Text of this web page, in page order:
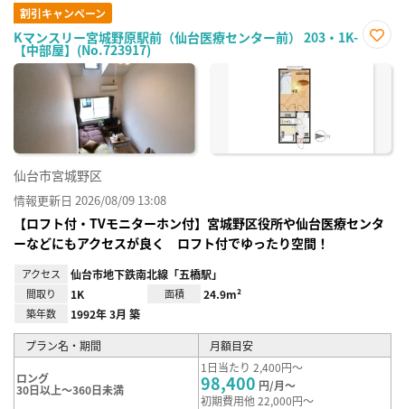
割引キャンペーン
Kマンスリー宮城野原駅前（仙台医療センター前） 203・1K-
【中部屋】(No.723917)
に入
仙台市宮城野区
情報更新日 2026/08/09 13:08
【ロフト付・TVモニターホン付】宮城野区役所や仙台医療センタ
ーなどにもアクセスが良く ロフト付でゆったり空間！
アクセス 仙台市地下鉄南北線「五橋駅」
間取り 1K 面積 24.9m²
築年数 1992年 3月 築
プラン名・期間 月額目安
ロング
30日以上～360日未満
1日当たり 2,400円～
98,400 円/月～
初期費用他 22,000円～